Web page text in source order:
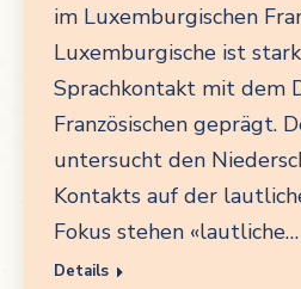
im Luxemburgischen
Luxemburgische ist
Sprachkontakt mit dem
Französischen geprägt.
untersucht den
Kontakts auf der
Fokus stehen «lautliche…
Details